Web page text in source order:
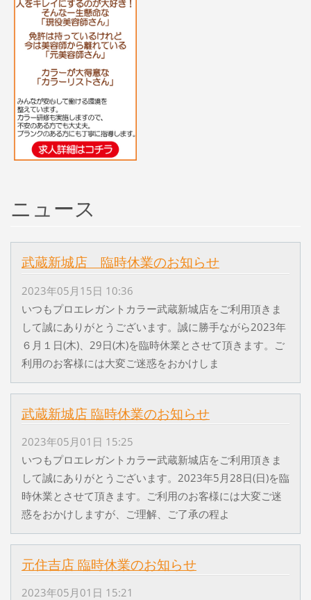
ニュース
武蔵新城店 臨時休業のお知らせ
2023年05月15日 10:36
いつもプロエレガントカラー武蔵新城店をご利用頂きま
して誠にありがとうございます。誠に勝手ながら2023年
６月１日(木)、29日(木)を臨時休業とさせて頂きます。ご
利用のお客様には大変ご迷惑をおかけしま
武蔵新城店 臨時休業のお知らせ
2023年05月01日 15:25
いつもプロエレガントカラー武蔵新城店をご利用頂きま
して誠にありがとうございます。2023年5月28日(日)を臨
時休業とさせて頂きます。ご利用のお客様には大変ご迷
惑をおかけしますが、ご理解、ご了承の程よ
元住吉店 臨時休業のお知らせ
2023年05月01日 15:21